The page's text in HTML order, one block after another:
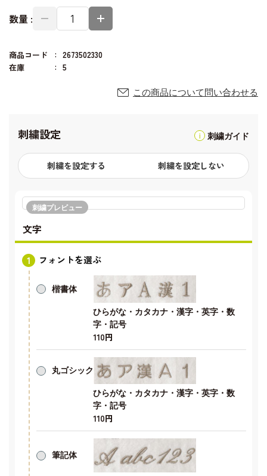
数量 :
商品コード
2673502330
在庫
5
この商品について問い合わせる
刺繍設定 刺繍ガイド
刺繍を設定する 刺繍を設定しない
刺繍プレビュー
文字
フォントを選ぶ
楷書体
ひらがな・カタカナ・漢字・英字・数
字・記号
110円
丸ゴシック
ひらがな・カタカナ・漢字・英字・数
字・記号
110円
筆記体